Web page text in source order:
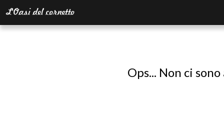
Ops... Non ci